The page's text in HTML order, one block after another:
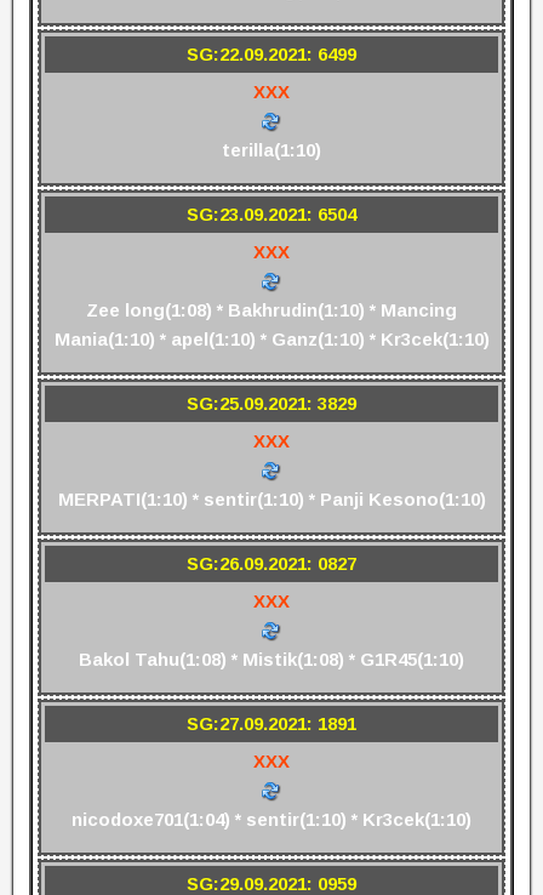
SG:22.09.2021: 6499
XXX
terilla(1:10)
SG:23.09.2021: 6504
XXX
Zee long(1:08) * Bakhrudin(1:10) * Mancing
Mania(1:10) * apel(1:10) * Ganz(1:10) * Kr3cek(1:10)
SG:25.09.2021: 3829
XXX
MERPATI(1:10) * sentir(1:10) * Panji Kesono(1:10)
SG:26.09.2021: 0827
XXX
Bakol Tahu(1:08) * Mistik(1:08) * G1R45(1:10)
SG:27.09.2021: 1891
XXX
nicodoxe701(1:04) * sentir(1:10) * Kr3cek(1:10)
SG:29.09.2021: 0959